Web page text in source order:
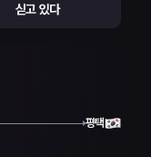
싣고 있다
평택